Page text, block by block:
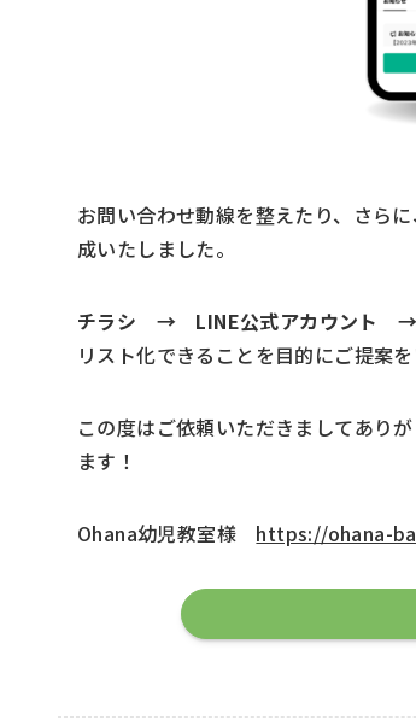
お問い合わせ動線を整えたり、さら
成いたしました。
チラシ → LINE公式アカウント →
リスト化できることを目的にご提案を
この度はご依頼いただきましてあり
ます！
Ohana幼児教室様 https://ohana-